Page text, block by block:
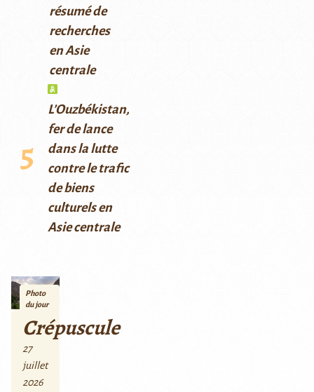
résumé de
recherches
en Asie
centrale
L’Ouzbékistan,
fer de lance
dans la lutte
contre le trafic
de biens
culturels en
Asie centrale
Photo
du jour
Crépuscule
27
juillet
2026